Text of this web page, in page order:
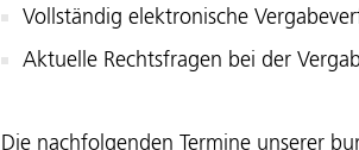
Vollständig elektronische
Aktuelle Rechtsfragen bei der
Die nachfolgenden Termine unserer